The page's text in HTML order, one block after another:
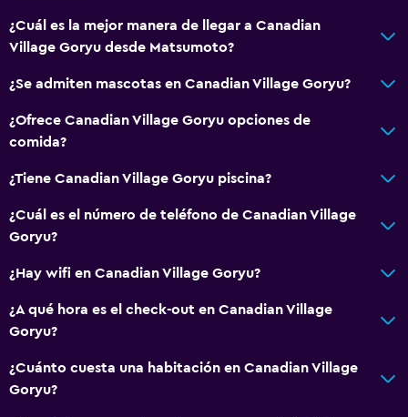
Baño compartido
Zona de trabajo
Escritorio
¿Cuál es la mejor manera de llegar a Canadian
Village Goryu desde Matsumoto?
¿Se admiten mascotas en Canadian Village Goryu?
¿Ofrece Canadian Village Goryu opciones de
comida?
¿Tiene Canadian Village Goryu piscina?
¿Cuál es el número de teléfono de Canadian Village
Goryu?
¿Hay wifi en Canadian Village Goryu?
¿A qué hora es el check-out en Canadian Village
Goryu?
¿Cuánto cuesta una habitación en Canadian Village
Goryu?